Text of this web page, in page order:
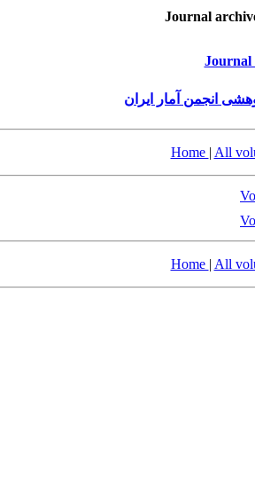
Journal
Journal
انجمن آمار ایران
Home | All
Home | All